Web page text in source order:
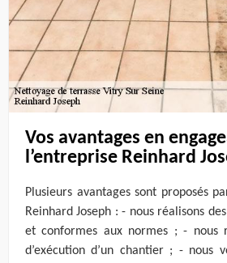
Vos avantages en
l’entreprise Reinhard
Plusieurs avantages sont proposés
Reinhard Joseph : - nous réalisons
et conformes aux normes ; - nous
d’exécution d’un chantier ; - nous